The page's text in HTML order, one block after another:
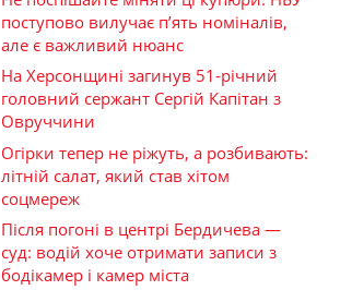
поступово вилучає п’ять номіналів,
але є важливий нюанс
На Херсонщині загинув 51-річний
головний сержант Сергій Капітан з
Овруччини
Огірки тепер не ріжуть, а розбивають:
літній салат, який став хітом
соцмереж
Після погоні в центрі Бердичева —
суд: водій хоче отримати записи з
бодікамер і камер міста